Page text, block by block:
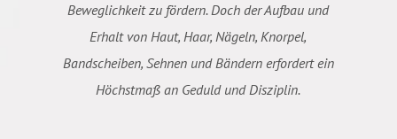
Beweglichkeit zu fördern. Doch der Aufbau und
Erhalt von Haut, Haar, Nägeln, Knorpel,
Bandscheiben, Sehnen und Bändern erfordert ein
Höchstmaß an Geduld und Disziplin.